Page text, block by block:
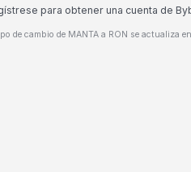
para obtener una cuenta de
de cambio de MANTA a RON se actualiza